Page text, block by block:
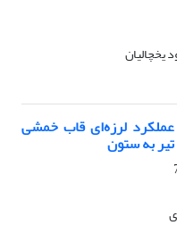
یخچالیان
لرزه‌ای قاب خمشی
به ستون